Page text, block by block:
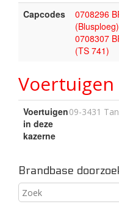
Capcodes
0708296
(Blusploeg)
0708307
(TS 741)
Voertuigen
Voertuigen
in deze
kazerne
09-3431
Brandbase